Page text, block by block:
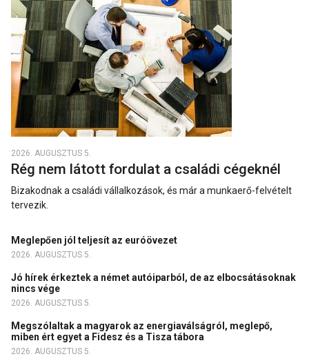
2026. AUGUSZTUS 5.
Rég nem látott fordulat a családi cégeknél
Bizakodnak a családi vállalkozások, és már a munkaerő-felvételt
tervezik.
Meglepően jól teljesít az euróövezet
2026. AUGUSZTUS 5.
Jó hírek érkeztek a német autóiparból, de az elbocsátásoknak
nincs vége
2026. AUGUSZTUS 5.
Megszólaltak a magyarok az energiaválságról, meglepő,
miben ért egyet a Fidesz és a Tisza tábora
2026. AUGUSZTUS 5.